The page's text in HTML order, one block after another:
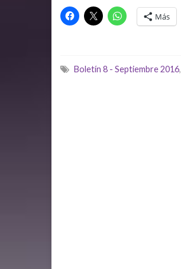
Más
Boletín 8 - Septiembre 2016,